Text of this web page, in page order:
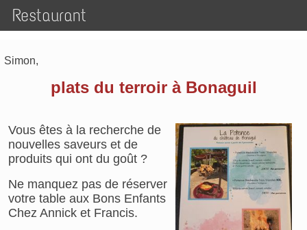
Restaurant
Simon,
plats du terroir à Bonaguil
Vous êtes à la recherche de
nouvelles saveurs et de
produits qui ont du goût ?
Ne manquez pas de réserver
votre table aux Bons Enfants
Chez Annick et Francis.